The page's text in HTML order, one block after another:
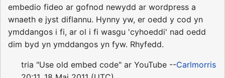
embedio fideo ar gofnod newydd ar wordpress a
wnaeth e jyst diflannu. Hynny yw, er oedd y cod yn
ymddangos i fi, ar ol i fi wasgu 'cyhoeddi' nad oedd
dim byd yn ymddangos yn fyw. Rhyfedd.
tria "Use old embed code" ar YouTube --Carlmorris